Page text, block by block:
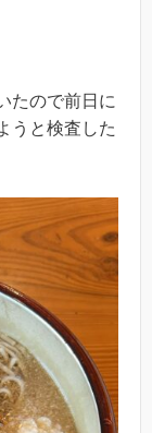
たので前日に
うと検査した